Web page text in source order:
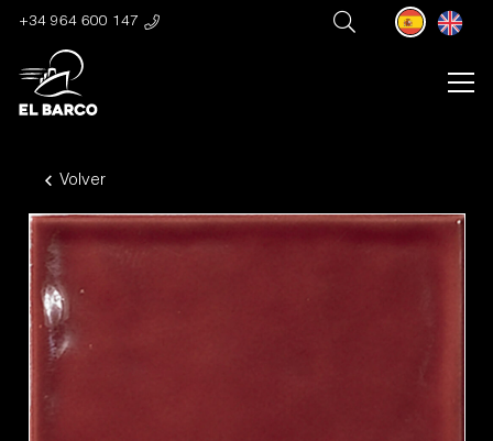
+34 964 600 147
Volver